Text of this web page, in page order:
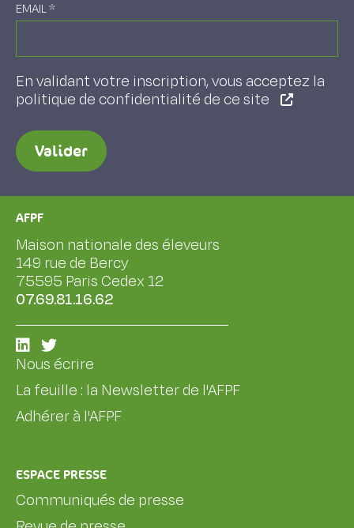
EMAIL*
En validant votre inscription, vous acceptez la
politique de confidentialité de ce site
Valider
AFPF
Maison nationale des éleveurs
149 rue de Bercy
75595 Paris Cedex 12
07.69.81.16.62
Nous écrire
La feuille : la Newsletter de l'AFPF
Adhérer à l'AFPF
ESPACE PRESSE
Communiqués de presse